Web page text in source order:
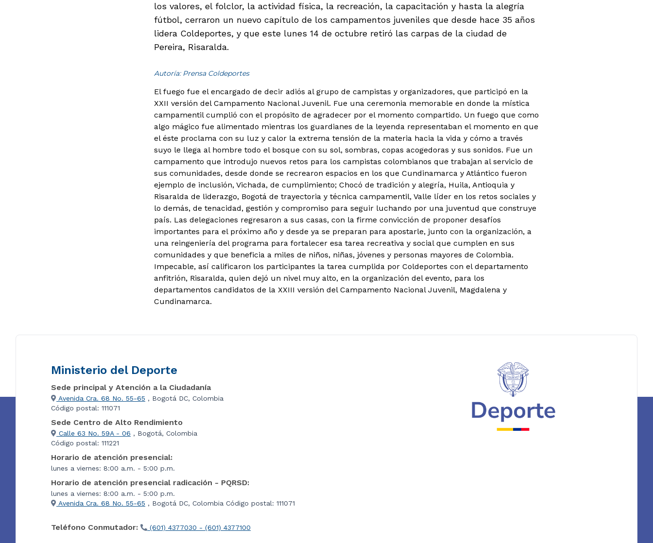
los valores, el folclor, la actividad física, la recreación, la capacitación y hasta la alegría
fútbol, cerraron un nuevo capítulo de los campamentos juveniles que desde hace 35 años
lidera Coldeportes, y que este lunes 14 de octubre retiró las carpas de la ciudad de
Pereira, Risaralda.
Autoría: Prensa Coldeportes
El fuego fue el encargado de decir adiós al grupo de campistas y organizadores, que participó en la
XXII versión del Campamento Nacional Juvenil. Fue una ceremonia memorable en donde la mística
campamentil cumplió con el propósito de agradecer por el momento compartido. Un fuego que como
algo mágico fue alimentado mientras los guardianes de la leyenda representaban el momento en que
el éste proclama con su luz y calor la extrema tensión de la materia hacia la vida y cómo a través
suyo le llega al hombre todo el bosque con su sol, sombras, copas acogedoras y sus sonidos. Fue un
campamento que introdujo nuevos retos para los campistas colombianos que trabajan al servicio de
sus comunidades, desde donde se recrearon espacios en los que Cundinamarca y Atlántico fueron
ejemplo de inclusión, Vichada, de cumplimiento; Chocó de tradición y alegría, Huila, Antioquia y
Risaralda de liderazgo, Bogotá de trayectoria y técnica campamentil, Valle líder en los retos sociales y
lo demás, de tenacidad, gestión y compromiso para seguir luchando por una juventud que construye
país. Las delegaciones regresaron a sus casas, con la firme convicción de proponer desafíos
importantes para el próximo año y desde ya se preparan para apostarle, junto con la organización, a
una reingeniería del programa para fortalecer esa tarea recreativa y social que cumplen en sus
comunidades y que beneficia a miles de niños, niñas, jóvenes y personas mayores de Colombia.
Impecable, así calificaron los participantes la tarea cumplida por Coldeportes con el departamento
anfitrión, Risaralda, quien dejó un nivel muy alto, en la organización del evento, para los
departamentos candidatos de la XXIII versión del Campamento Nacional Juvenil, Magdalena y
Cundinamarca.
Ministerio del Deporte
Sede principal y Atención a la Ciudadanía
Avenida Cra. 68 No. 55-65 , Bogotá DC, Colombia
Código postal: 111071
Sede Centro de Alto Rendimiento
Calle 63 No. 59A - 06 , Bogotá, Colombia
Código postal: 111221
Horario de atención presencial:
lunes a viernes: 8:00 a.m. - 5:00 p.m.
Horario de atención presencial radicación - PQRSD:
lunes a viernes: 8:00 a.m. - 5:00 p.m.
Avenida Cra. 68 No. 55-65 , Bogotá DC, Colombia Código postal: 111071
Teléfono Conmutador: (601) 4377030 - (601) 4377100